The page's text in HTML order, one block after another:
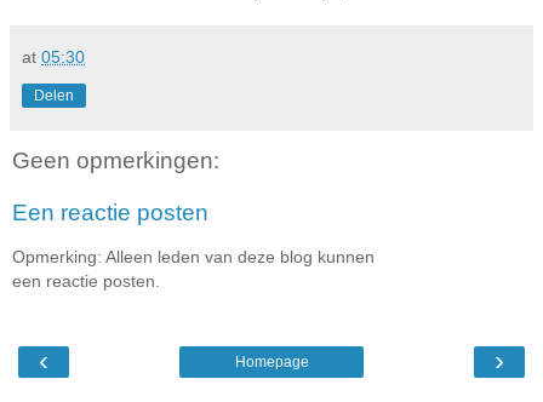
at 05:30
Delen
Geen opmerkingen:
Een reactie posten
Opmerking: Alleen leden van deze blog kunnen
een reactie posten.
‹ ›
Homepage